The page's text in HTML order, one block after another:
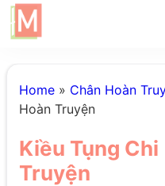
Home» Chân Hoàn
Hoàn Truyện
Kiều Tụng
Truyện